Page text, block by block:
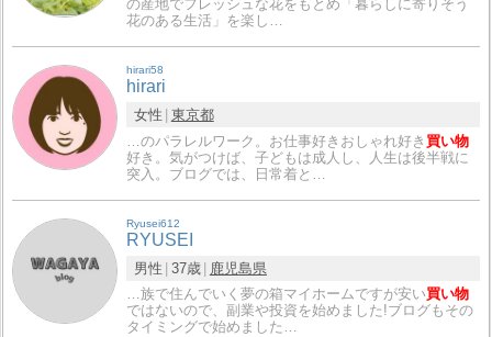
の産地でフレッシュな花をもとめ「暮らしに寄りそう
花のある生活」を楽し…
hirari58
hirari
女性 東京都
…のパラレルワーク。お仕事好きおしゃれ好き 買い物
好き。気がつけば、子どもは成人し、人生は後半戦に
突入。ブログでは、日常着と…
Ryusei612
RYUSEI
男性 37歳
鹿児島県
…族で住んでいく夢の箱マイホームですが安い買い物
ではないので、副業や投資を始めました!ブログもその
タイミングで始めました…